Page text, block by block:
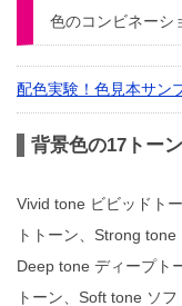
色のコンビネーシ
配色実験！色見本サン
背景色の17トー
Vivid tone ビビッドト
トトーン、Strong tone
Deep tone ディープト
トーン、Soft tone ソ